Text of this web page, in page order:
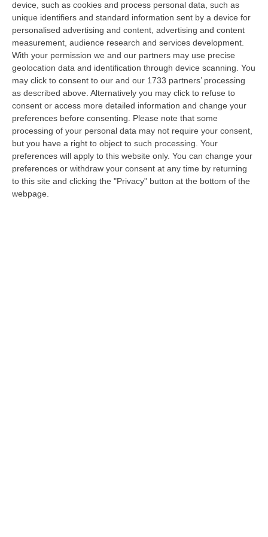
device, such as cookies and process personal data, such as
unique identifiers and standard information sent by a device for
personalised advertising and content, advertising and content
measurement, audience research and services development.
With your permission we and our partners may use precise
geolocation data and identification through device scanning. You
may click to consent to our and our 1733 partners’ processing
as described above. Alternatively you may click to refuse to
consent or access more detailed information and change your
preferences before consenting. Please note that some
processing of your personal data may not require your consent,
but you have a right to object to such processing. Your
preferences will apply to this website only. You can change your
preferences or withdraw your consent at any time by returning
to this site and clicking the "Privacy" button at the bottom of the
webpage.
consiliari nel periodo 2010-2012. Per Bova e
Ciconte, entrambi difesi dall’avvocato Alfredo
Gualtieri, la Procura aveva chiesto
rispettivamente la condanna a 106mila euro
e 9mila euro. Era stato citato in giudizio
anche l’ex consigliere regionale dell’Udc
Pasquale Tripodi, che – con una memoria del
19 marzo 2019 – ha chiesto di definire il
giudizio “patteggiando” un pagamento di
10mila euro, cioè il 50% della somma
contestata.